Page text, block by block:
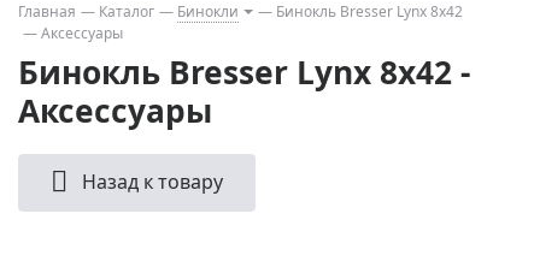
Главная Каталог Бинокли
Бинокль Bresser Lynx 8x42
Аксессуары
Бинокль Bresser Lynx 8x42 -
Аксессуары
Назад к товару